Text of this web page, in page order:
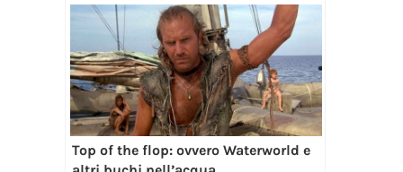
Top of the flop: ovvero Waterworld e